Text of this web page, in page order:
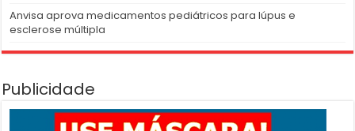
Anvisa aprova medicamentos pediátricos para lúpus e
esclerose múltipla
Publicidade